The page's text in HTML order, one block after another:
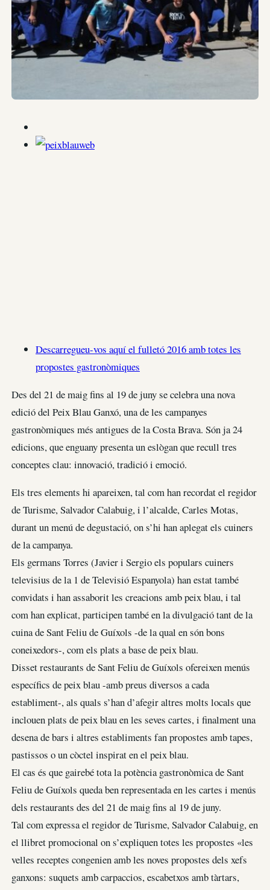
Descarregueu-vos aquí el fulletó 2016 amb totes les
propostes gastronòmiques
Des del 21 de maig fins al 19 de juny se celebra una nova
edició del Peix Blau Ganxó, una de les campanyes
gastronòmiques més antigues de la Costa Brava. Són ja 24
edicions, que enguany presenta un eslògan que recull tres
conceptes clau: innovació, tradició i emoció.
Els tres elements hi apareixen, tal com han recordat el regidor
de Turisme, Salvador Calabuig, i l’alcalde, Carles Motas,
durant un menú de degustació, on s’hi han aplegat els cuiners
de la campanya.
Els germans Torres (Javier i Sergio els populars cuiners
televisius de la 1 de Televisió Espanyola) han estat també
convidats i han assaborit les creacions amb peix blau, i tal
com han explicat, participen també en la divulgació tant de la
cuina de Sant Feliu de Guíxols -de la qual en són bons
coneixedors-, com els plats a base de peix blau.
Disset restaurants de Sant Feliu de Guíxols ofereixen menús
específics de peix blau -amb preus diversos a cada
establiment-, als quals s’han d’afegir altres molts locals que
inclouen plats de peix blau en les seves cartes, i finalment una
desena de bars i altres establiments fan propostes amb tapes,
pastissos o un còctel inspirat en el peix blau.
El cas és que gairebé tota la potència gastronòmica de Sant
Feliu de Guíxols queda ben representada en les cartes i menús
dels restaurants des del 21 de maig fins al 19 de juny.
Tal com expressa el regidor de Turisme, Salvador Calabuig, en
el llibret promocional on s’expliquen totes les propostes «les
velles receptes congenien amb les noves propostes dels xefs
ganxons: suquets amb carpaccios, escabetxos amb tàrtars,